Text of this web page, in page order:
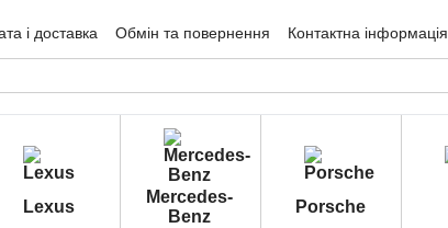
і доставка Обмін та повернення Контактна інформація
про магазин
Lexus
Mercedes-
Benz
Porsche